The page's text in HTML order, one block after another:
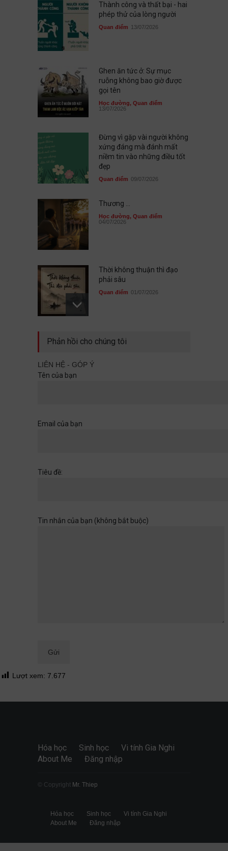
Thành công và thất bại - hai
phép thử của lòng người
Quan điểm 13/07/2026
Ghen ăn tức ở: Sự mục
ruỗng không bao giờ được
gọi tên
Học đường, Quan điểm
13/07/2026
Đừng vì gặp vài người không
xứng đáng mà đánh mất
niềm tin vào những điều tốt
đẹp
Quan điểm 09/07/2026
Thương ...
Học đường, Quan điểm
04/07/2026
Thời không thuận thì đạo
phải sâu
Quan điểm 01/07/2026
Sau cùng, mình đã không đi
cùng nhau
Phản hồi cho chúng tôi
LIÊN HỆ - GÓP Ý
Tên của bạn
Email của bạn
Tiêu đề:
Tin nhắn của bạn (không bắt buộc)
Lượt xem: 7.677
Hóa học Sinh học
Vi tính Gia Nghi
About Me
Đăng nhập
© Copyright Mr. Thiep
Hóa học Sinh học
Vi tính Gia Nghi
About Me
Đăng nhập